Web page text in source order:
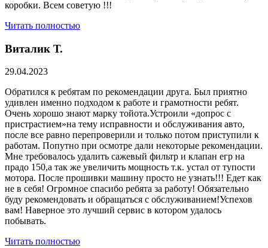
коробки. Всем советую !!!
Читать полностью
Виталик Т.
29.04.2023
Обратился к ребятам по рекомендации друга. Был приятно
удивлен именно подходом к работе и грамотности ребят.
Очень хорошо знают марку тойота.Устроили «допрос с
пристрастием»на тему исправности и обслуживания авто,
после все равно перепроверили и только потом приступили к
работам. Попутно при осмотре дали некоторые рекомендации.
Мне требовалось удалить сажевый фильтр и клапан егр на
прадо 150,а так же увеличить мощность т.к. устал от тупости
мотора. После прошивки машину просто не узнать!!! Едет как
не в себя! Огромное спасибо ребята за работу! Обязательно
буду рекомендовать и обращаться с обслуживанием!Успехов
вам! Наверное это лучший сервис в котором удалось
побывать.
Читать полностью